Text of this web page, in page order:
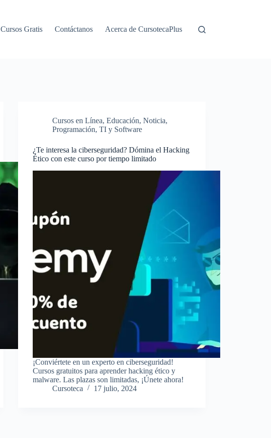
Cursos Gratis Contáctanos Acerca de CursotecaPlus
Cursos en Línea,Educación,Noticia,
Programación,TI y Software
¿Te interesa la ciberseguridad? Dómina el Hacking
Ético con este curso por tiempo limitado
¡Conviértete en un experto en ciberseguridad!
Cursos gratuitos para aprender hacking ético y
malware. Las plazas son limitadas, ¡Únete ahora!
Cursoteca
17 julio, 2024